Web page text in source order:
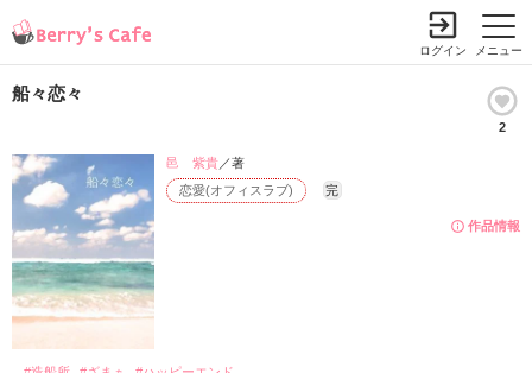
メニュー
ログイン
船々恋々
2
作品情報
恋愛(オフィスラブ) 完
邑 紫貴／著